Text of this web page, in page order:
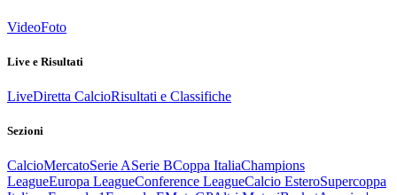
VideoFoto
Live e Risultati
LiveDiretta CalcioRisultati e Classifiche
Sezioni
CalcioMercatoSerie ASerie BCoppa ItaliaChampions
LeagueEuropa LeagueConference LeagueCalcio EsteroSupercoppa